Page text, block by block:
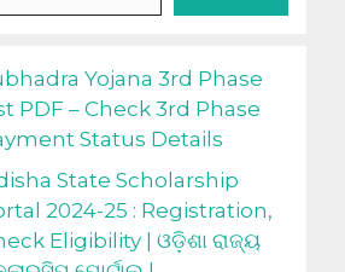
Yojana 3rd Phase
PDF – Check 3rd Phase
Status Details
State Scholarship
2024-25 : Registration,
Eligibility | ଓଡ଼ିଶା ରାଜ୍ୟ